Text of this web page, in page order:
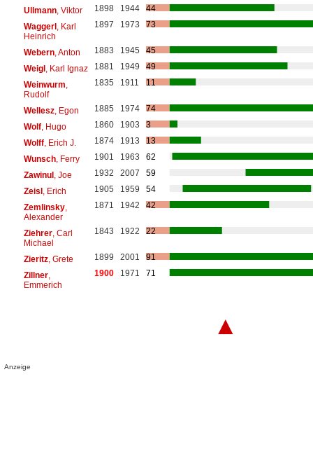
Ullmann, Viktor 1898 1944
44
Waggerl, Karl
Heinrich
1897 1973 73
Webern, Anton 1883 1945
45
Weigl, Karl Ignaz 1881 1949
49
Weinwurm
Rudolf
1835 1911 11
Wellesz, Egon 1885 1974
74
Wolf, Hugo 1860 1903
3
Wolff, Erich J. 1874 1913
13
Wunsch, Ferry 1901 1963
62
Zawinul, Joe 1932 2007
59
Zeisl, Erich 1905 1959
54
Zemlinsky,
Alexander
1871 1942 42
Ziehrer, Carl
Michael
1843 1922 22
Zieritz, Grete 1899 2001
91
Zillner,
Emmerich
1900 1971 71
▲
Anzeige